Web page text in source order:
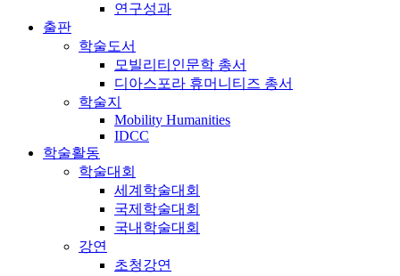
연구성과
출판
학술도서
모빌리티인문학 총서
디아스포라 휴머니티즈 총서
학술지
Mobility Humanities
IDCC
학술활동
학술대회
세계학술대회
국제학술대회
국내학술대회
강연
초청강연